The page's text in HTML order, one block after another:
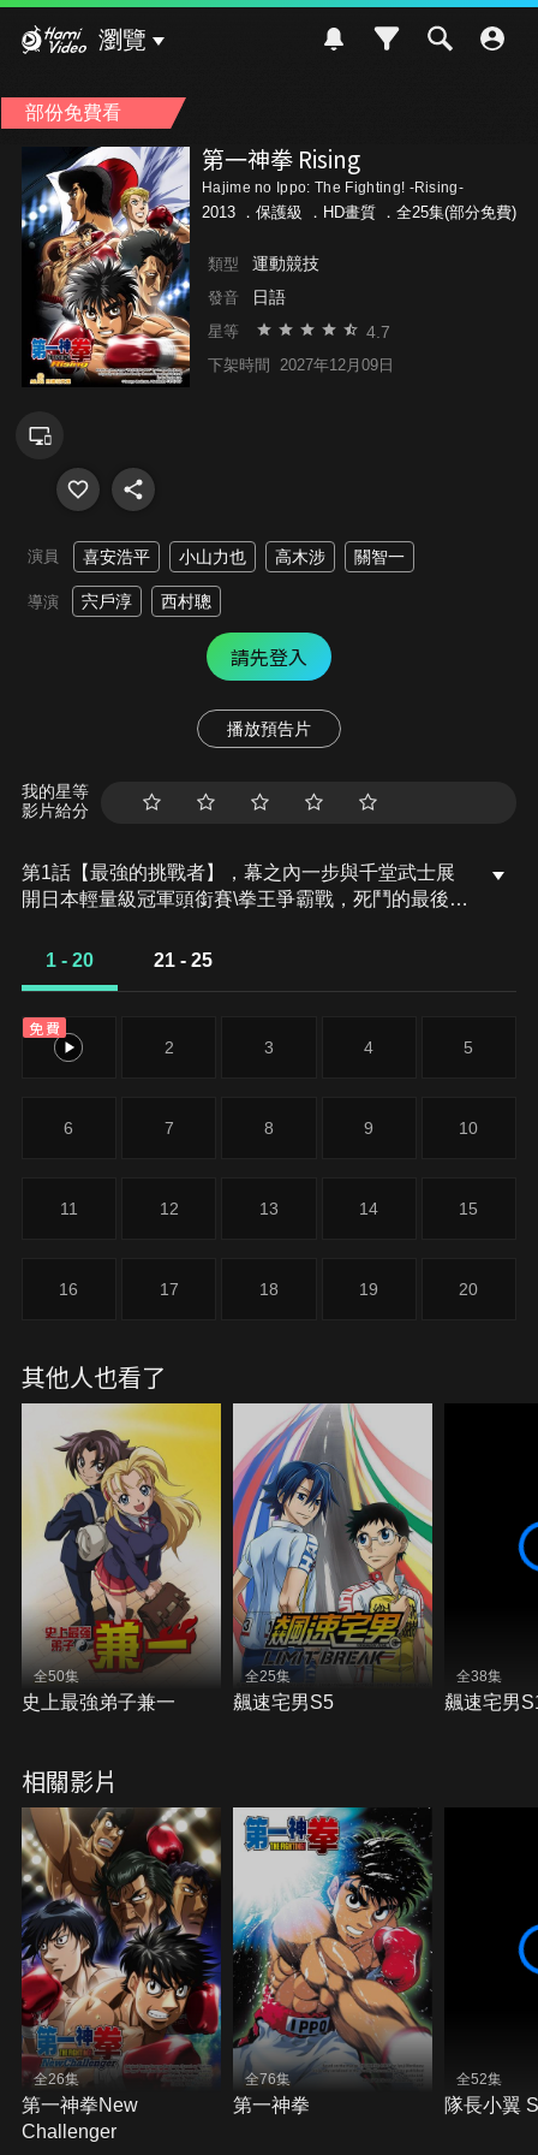
瀏覽
部份免費看
第一神拳 Rising
Hajime no Ippo: The Fighting! -Rising-
2013 ． 保護級 ．HD畫質 ．全25集(部分免費)
類型 運動競技
發音 日語
星等 4.7
下架時間 2027年12月09日
演員 喜安浩平 小山力也 高木涉 關智一
導演 宍戶淳 西村聰
請先登入
播放預告片
我的星等
影片給分
第1話【最強的挑戰者】，幕之內一步與千堂武士展
開日本輕量級冠軍頭銜賽\拳王爭霸戰，死鬥的最後
上日本輕量級冠軍寶座。在幫忙家裡海釣船生意的時
言要破解輪擺式移位，奪下拳王寶座。近身戰選手
VS近身戰選手，死鬥現在就要開始！！
1 - 20 21 - 25
免費
1 2 3 4 5
6 7 8 9 10
11 12 13 14 15
16 17 18 19 20
其他人也看了
全50集
史上最強弟子兼一
全25集
飆速宅男S5
全38集
飆速宅男
相關影片
全26集
第一神拳New
Challenger
全76集
第一神拳
全52集
隊長小翼